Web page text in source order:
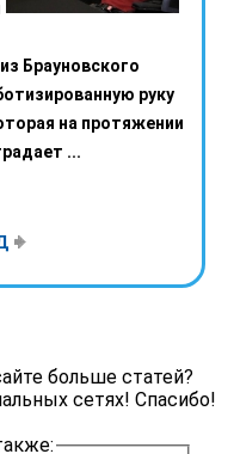
Брауновского
руку
на протяжении
...
больше статей?
сетях! Спасибо!